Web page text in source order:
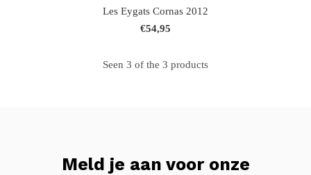
Les Eygats Cornas 2012
€54,95
Seen 3 of the 3 products
Meld je aan voor onze